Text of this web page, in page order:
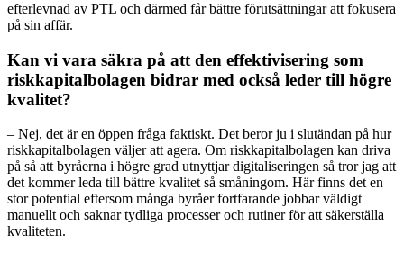
efterlevnad av PTL och därmed får bättre förutsättningar att fokusera
på sin affär.
Kan vi vara säkra på att den effektivisering som
riskkapitalbolagen bidrar med också leder till högre
kvalitet?
– Nej, det är en öppen fråga faktiskt. Det beror ju i slutändan på hur
riskkapitalbolagen väljer att agera. Om riskkapitalbolagen kan driva
på så att byråerna i högre grad utnyttjar digitaliseringen så tror jag att
det kommer leda till bättre kvalitet så småningom. Här finns det en
stor potential eftersom många byråer fortfarande jobbar väldigt
manuellt och saknar tydliga processer och rutiner för att säkerställa
kvaliteten.